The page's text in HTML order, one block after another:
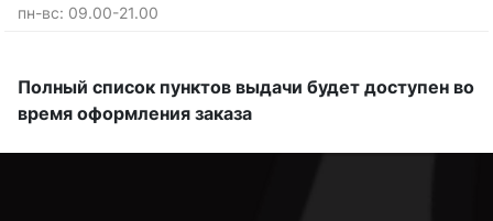
пн-вс: 09.00-21.00
Полный список пунктов выдачи будет доступен во
время оформления заказа